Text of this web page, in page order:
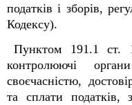
податків і зборів,
Кодексу).
Пунктом 191.1 ст.
контролюючі
своєчасністю,
та сплати податків,